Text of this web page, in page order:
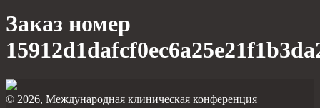
Заказ номер
© 2026, Международная клиническая конференция